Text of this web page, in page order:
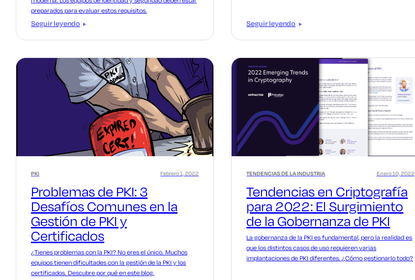
preparados para evaluar estos requisitos.
Seguir leyendo Seguir leyendo
PKI
Problemas de PKI: 3
Desafíos Comunes en la
Gestión de PKI y
Certificados
Febrero 1, 2022
¿Tienes problemas con la PKI? No eres el único. Muchos
equipos tienen dificultades con la gestión de la PKI y los
certificados. Descubre por qué en este blog.
TENDENCIAS DE LA INDUSTRIA
Tendencias en Criptografía
para 2022: El Surgimiento
de la Gobernanza de PKI
Enero 10, 2022
La gobernanza de la PKI es fundamental, pero la realidad es
que los distintos casos de uso requieren varias
implantaciones de PKI diferentes. ¿Cómo gestionarlo todo?